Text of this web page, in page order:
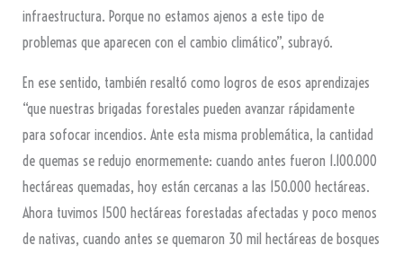
infraestructura. Porque no estamos ajenos a este tipo de
problemas que aparecen con el cambio climático”, subrayó.
En ese sentido, también resaltó como logros de esos aprendizajes
“que nuestras brigadas forestales pueden avanzar rápidamente
para sofocar incendios. Ante esta misma problemática, la cantidad
de quemas se redujo enormemente: cuando antes fueron 1.100.000
hectáreas quemadas, hoy están cercanas a las 150.000 hectáreas.
Ahora tuvimos 1500 hectáreas forestadas afectadas y poco menos
de nativas, cuando antes se quemaron 30 mil hectáreas de bosques